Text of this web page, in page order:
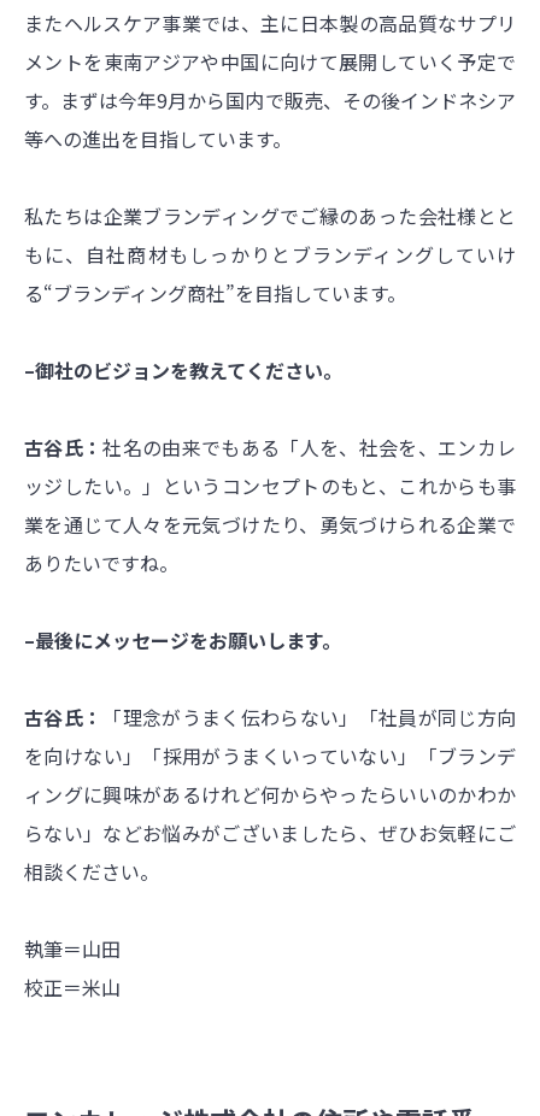
またヘルスケア事業では、主に日本製の高品質なサプリ
メントを東南アジアや中国に向けて展開していく予定で
す。まずは今年9月から国内で販売、その後インドネシア
等への進出を目指しています。
私たちは企業ブランディングでご縁のあった会社様とと
もに、自社商材もしっかりとブランディングしていけ
る“ブランディング商社”を目指しています。
–御社のビジョンを教えてください。
古谷氏：社名の由来でもある「人を、社会を、エンカレ
ッジしたい。」というコンセプトのもと、これからも事
業を通じて人々を元気づけたり、勇気づけられる企業で
ありたいですね。
–最後にメッセージをお願いします。
古谷氏：
「理念がうまく伝わらない」「社員が同じ方向
を向けない」「採用がうまくいっていない」「ブランデ
ィングに興味があるけれど何からやったらいいのかわか
らない」などお悩みがございましたら、ぜひお気軽にご
相談ください。
執筆＝山田
校正＝米山